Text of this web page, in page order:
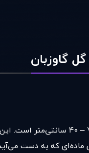
گاوزبان
ماده‌ای که به دست